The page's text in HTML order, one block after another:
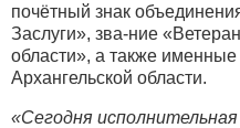
почётный знак
Заслуги», зва-ние
области», а также
Архангельской области.
«Сегодня